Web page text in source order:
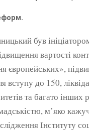
був
вартості
європейських»,
вступу до 150,
та багато інших
м’яко
Інституту